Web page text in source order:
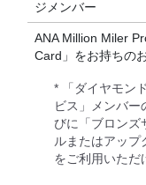
ジメンバー
ANA Million Miler
Card」をお持ちの
* 「ダイヤモン
ビス」メンバー
びに「ブロンズ
ルまたはアップ
をご利用いただ